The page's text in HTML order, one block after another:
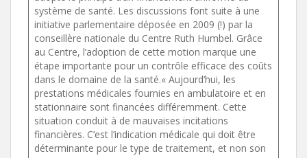
système de santé. Les discussions font suite à une
initiative parlementaire déposée en 2009 (!) par la
conseillère nationale du Centre Ruth Humbel. Grâce
au Centre, l’adoption de cette motion marque une
étape importante pour un contrôle efficace des coûts
dans le domaine de la santé.« Aujourd’hui, les
prestations médicales fournies en ambulatoire et en
stationnaire sont financées différemment. Cette
situation conduit à de mauvaises incitations
financières. C’est l’indication médicale qui doit être
déterminante pour le type de traitement, et non son